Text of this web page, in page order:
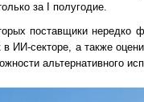
за I полугодие.
поставщики нередко
ИИ-секторе, а также
альтернативного